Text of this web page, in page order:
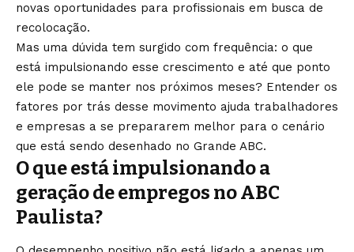
novas oportunidades para profissionais em busca de
recolocação.
Mas uma dúvida tem surgido com frequência: o que
está impulsionando esse crescimento e até que ponto
ele pode se manter nos próximos meses? Entender os
fatores por trás desse movimento ajuda trabalhadores
e empresas a se prepararem melhor para o cenário
que está sendo desenhado no Grande ABC.
O que está impulsionando a
geração de empregos no ABC
Paulista?